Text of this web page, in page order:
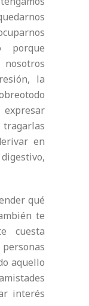
porque
la
en
qué
te
cuesta
aquello
interés